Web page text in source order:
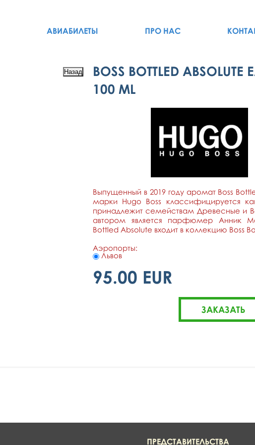
АВИАБИЛЕТЫ ПРО НАС
BOSS BOTTLED ABSOLUTE
100 ML
Выпущенный в 2019 году аромат Boss
марки Hugo Boss классифицируется
принадлежит семействам Древесные и
автором является парфюмер Анник
Bottled Absolute входит в коллекцию Boss
Аэропорты:
Львов
95.00 EUR
ПРЕДСТАВИТЕЛЬСТВА